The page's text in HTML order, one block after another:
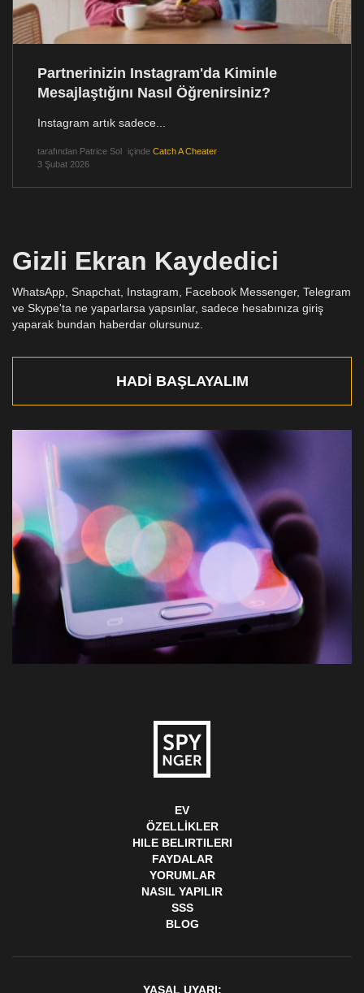
Partnerinizin Instagram'da Kiminle
Mesajlaştığını Nasıl Öğrenirsiniz?
Instagram artık sadece...
tarafından Patrice Sol içinde Catch A Cheater
3 Şubat 2026
Gizli Ekran Kaydedici
WhatsApp, Snapchat, Instagram, Facebook Messenger, Telegram
ve Skype'ta ne yaparlarsa yapsınlar, sadece hesabınıza giriş
yaparak bundan haberdar olursunuz.
HADI BAŞLAYALIM
EV
ÖZELLIKLER
HILE BELIRTILERI
FAYDALAR
YORUMLAR
NASIL YAPILIR
SSS
BLOG
YASAL UYARI: